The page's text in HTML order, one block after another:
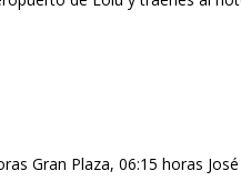
Gran Plaza, 06:15 horas